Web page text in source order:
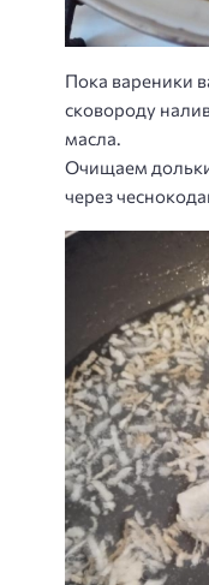
Пока вареники
сковороду
масла.
Очищаем
через